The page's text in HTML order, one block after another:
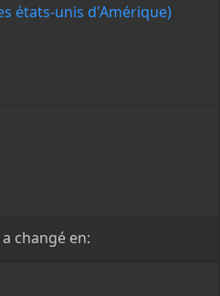
états-unis d'Amérique)
changé en: